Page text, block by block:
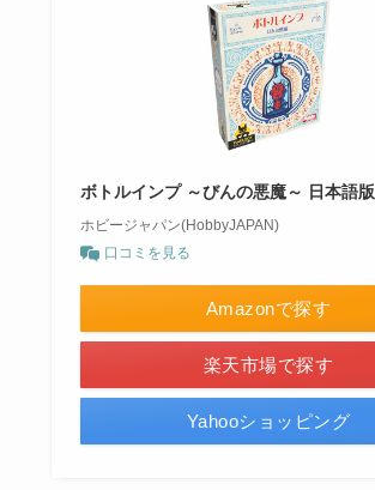
ボトルインプ ～びんの悪魔～ 日本語版
ホビージャパン(HobbyJAPAN)
口コミを見る
Amazonで探す
楽天市場で探す
Yahooショッピング